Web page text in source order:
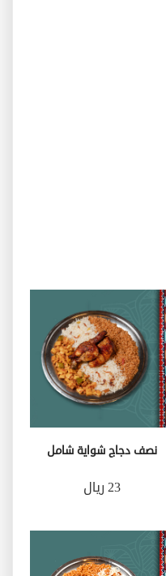
نصف دجاج شواية شامل
23 ريال